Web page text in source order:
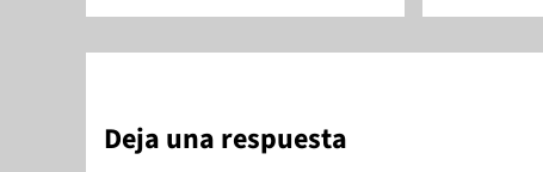
Deja una respuesta